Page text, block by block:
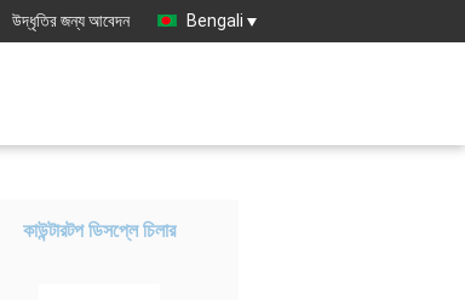
উদ্ধৃতির জন্য আবেদন Bengali
কাউন্টারটপ ডিসপ্লে চিলার